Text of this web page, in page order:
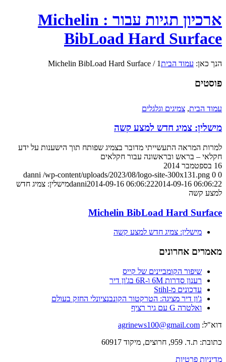
ארכיון תגיות עבור : Michelin
BibLoad Hard Surface
הנך כאן: עמוד הבית1
/
Michelin BibLoad Hard Surface
פוסטים
עמוד הבית, צמיגים וגלגלים
מישלין: צמיג חדש למצע קשה
למרות המראה התעשייתי מדובר בצמיג שפותח תוך הישענות על ידע
חקלאי – בראש ובראשונה עבור חקלאים
16 בספטמבר 2014
0
0
danni /wp-content/uploads/2023/08/logo-site-300x131.png
danni2014-09-16 06:06:222014-09-16 06:06:22
מישלין: צמיג חדש
למצע קשה
Michelin BibLoad Hard Surface
מישלין: צמיג חדש למצע קשה
מאמרים אחרונים
שיפור הקומביינים של קייס
רענון סדרות 6M ו-6R בג'ון דיר
עדכונים מ-Stihl
ג'ון דיר מציגה: הטרקטור הקונבנציונלי החזק בעולם
ואלטרה G עם גיר רציף
דוא"ל: agrinews100@gmail.com
כתובת: ת.ד. 959, חרוצים, מיקוד 60917
מדיניות פרטיות